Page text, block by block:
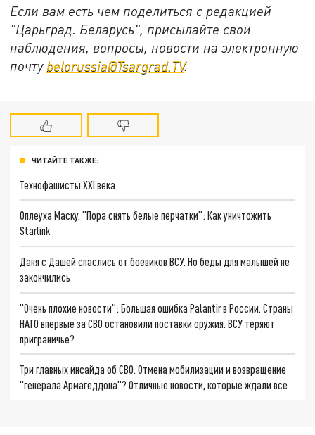
Если вам есть чем поделиться с редакцией
"Царьград. Беларусь", присылайте свои
наблюдения, вопросы, новости на электронную
почту belorussia@Tsargrad.TV.
ЧИТАЙТЕ ТАКЖЕ:
Технофашисты XXI века
Оплеуха Маску. "Пора снять белые перчатки": Как уничтожить
Starlink
Даня с Дашей спаслись от боевиков ВСУ. Но беды для малышей не
закончились
"Очень плохие новости": Большая ошибка Palantir в России. Страны
НАТО впервые за СВО остановили поставки оружия. ВСУ теряют
приграничье?
Три главных инсайда об СВО. Отмена мобилизации и возвращение
"генерала Армагеддона"? Отличные новости, которые ждали все